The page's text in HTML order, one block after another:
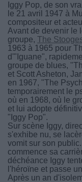
Iggy Pop, de son
le 21 avril 1947 à
compositeur et
Avant de devenir le
groupe, The
1963 à 1965 pour
d'"Iguane",
groupe de blues,
et Scott Asheton,
en 1967, "The
temporairement le
où en 1968, où le
et lui adopte
"Iggy Pop".
Sur scène Iggy,
s'exhibe nu, se
vomit sur son
commence sa
déchéance Iggy
l'héroïne et passe
Après un an